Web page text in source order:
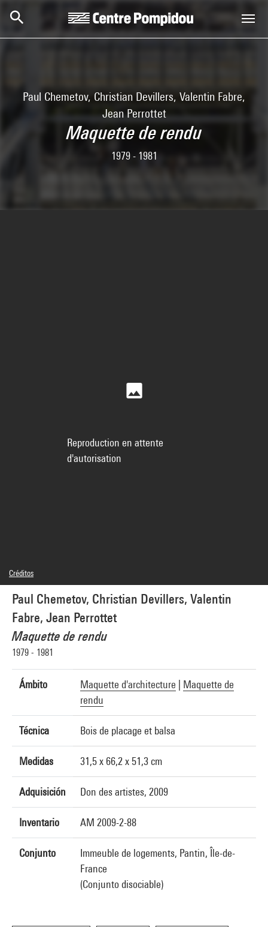
Paul Chemetov, Christian Devillers, Valentin Fabre,
Jean Perrottet
Maquette de rendu
1979 - 1981
Paul Chemetov, Christian Devillers, Valentin
Fabre, Jean Perrottet
Maquette de rendu
1979 - 1981
Ámbito Maquette d'architecture
Maquette de
rendu
Técnica Bois de placage et balsa
Medidas 31,5 x 66,2 x 51,3 cm
Adquisición Don des artistes, 2009
Inventario AM 2009-2-88
Conjunto
Immeuble de logements, Pantin, Île-de-
France
(Conjunto disociable)
Reproduction en attente
d'autorisation
Créditos
© Adagp, Paris, © Christian Devillers, © droits réservés
Créditos fotográficos : Centre Pompidou, MNAM-CCI/Georges Meguerditchian/Dist.
Referencia de la imagen : 4N22670
Difusión de la imagen :GrandPalaisRmnPhoto